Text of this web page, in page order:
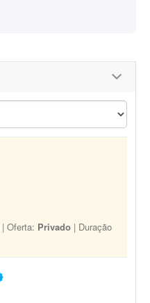
| Oferta: Privado | Duração